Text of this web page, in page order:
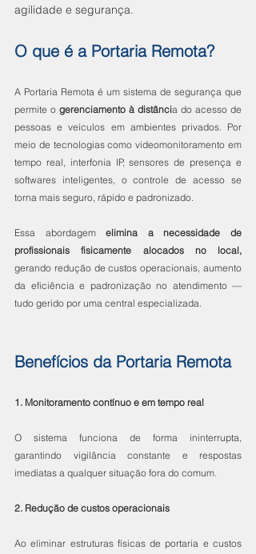
agilidade e segurança.
O que é a Portaria Remota?
A Portaria Remota é um sistema de segurança que
permite o gerenciamento à distância do acesso de
pessoas e veículos em ambientes privados. Por
meio de tecnologias como videomonitoramento em
tempo real, interfonia IP, sensores de presença e
softwares inteligentes, o controle de acesso se
torna mais seguro, rápido e padronizado.
Essa abordagem elimina a necessidade de
gerando redução de custos operacionais, aumento
da eficiência e padronização no atendimento —
tudo gerido por uma central especializada.
Benefícios da Portaria Remota
1. Monitoramento contínuo e em tempo real
O sistema funciona de forma ininterrupta,
garantindo vigilância constante e respostas
imediatas a qualquer situação fora do comum.
2. Redução de custos operacionais
Ao eliminar estruturas físicas de portaria e custos